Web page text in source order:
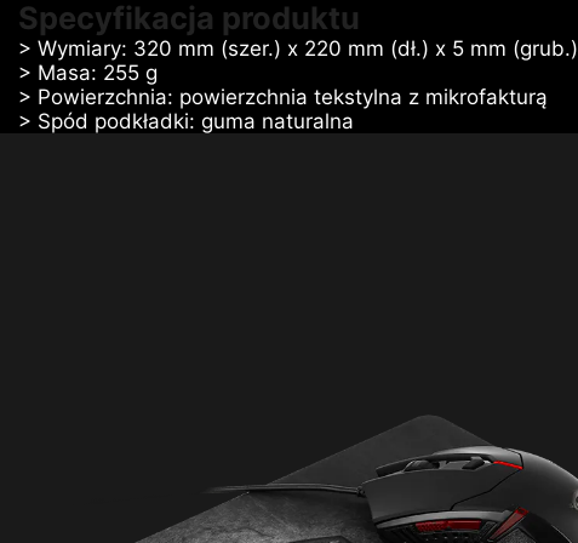
Specyfikacja produktu
> Wymiary: 320 mm (szer.) x 220 mm (dł.) x 5 mm (grub.)
> Masa: 255 g
> Powierzchnia: powierzchnia tekstylna z mikrofakturą
> Spód podkładki: guma naturalna